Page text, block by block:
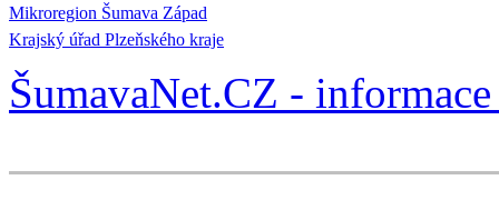
Mikroregion Šumava Západ
Krajský úřad Plzeňského kraje
ŠumavaNet.CZ -